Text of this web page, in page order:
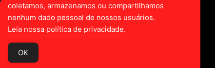
coletamos, armazenamos ou compartilhamos
nenhum dado pessoal de nossos usuários.
Leia nossa política de privacidade.
OK